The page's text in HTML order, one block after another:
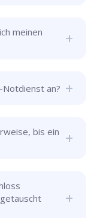
meinen
Notdienst an?
bis ein